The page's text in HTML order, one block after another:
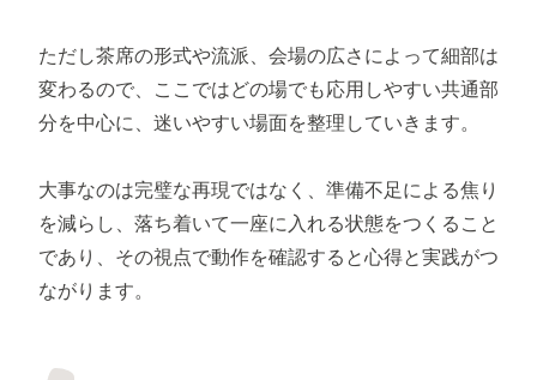
ただし茶席の形式や流派、会場の広さによって細部は
変わるので、ここではどの場でも応用しやすい共通部
分を中心に、迷いやすい場面を整理していきます。
大事なのは完璧な再現ではなく、準備不足による焦り
を減らし、落ち着いて一座に入れる状態をつくること
であり、その視点で動作を確認すると心得と実践がつ
ながります。